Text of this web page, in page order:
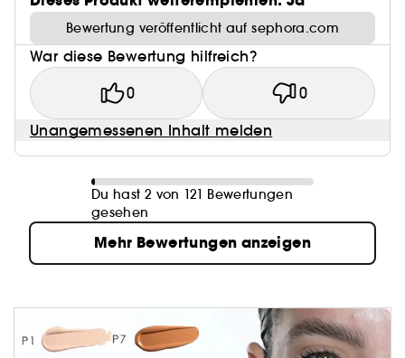
Bewertung veröffentlicht auf sephora.com
War diese Bewertung hilfreich?
0 0
Unangemessenen Inhalt melden
Du hast 2 von 121 Bewertungen
gesehen
Mehr Bewertungen anzeigen